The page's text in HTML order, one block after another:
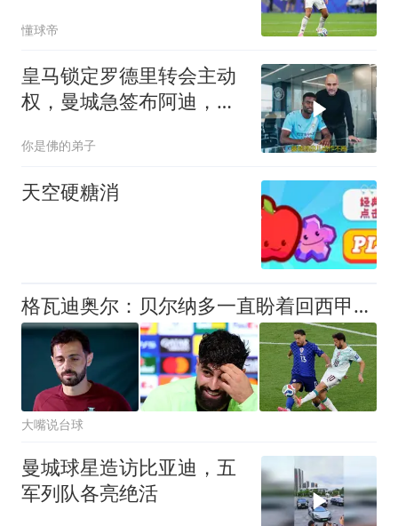
懂球帝
皇马锁定罗德里转会主动
权，曼城急签布阿迪，自
你是佛的弟子
天空硬糖消
格瓦迪奥尔：贝尔纳多一直盼着回西甲，去皇马根本不是意外
大嘴说台球
曼城球星造访比亚迪，五
军列队各亮绝活